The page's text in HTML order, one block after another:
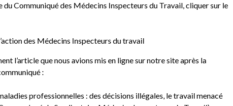
du Communiqué des Médecins Inspecteurs du Travail, cliquer sur le
des Médecins Inspecteurs du travail
l’article que nous avions mis en ligne sur notre site après la
:
professionnelles : des décisions illégales, le travail menacé